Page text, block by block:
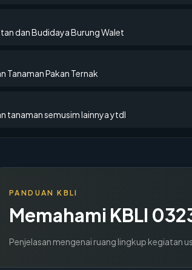
dan Budidaya Burung Walet
Tanaman Pakan Ternak
tanaman semusim lainnya ytdl
PANDUAN KBLI
Memahami KBLI
Penjelasan mengenai ruang lingkup kegiatan